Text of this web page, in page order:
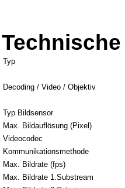
Typ
Decoding / Video / Objektiv
Typ Bildsensor
Max. Bildauflösung (Pixel)
Videocodec
Kommunikationsmethode
Max. Bildrate (fps)
Max. Bildrate 1.Substream